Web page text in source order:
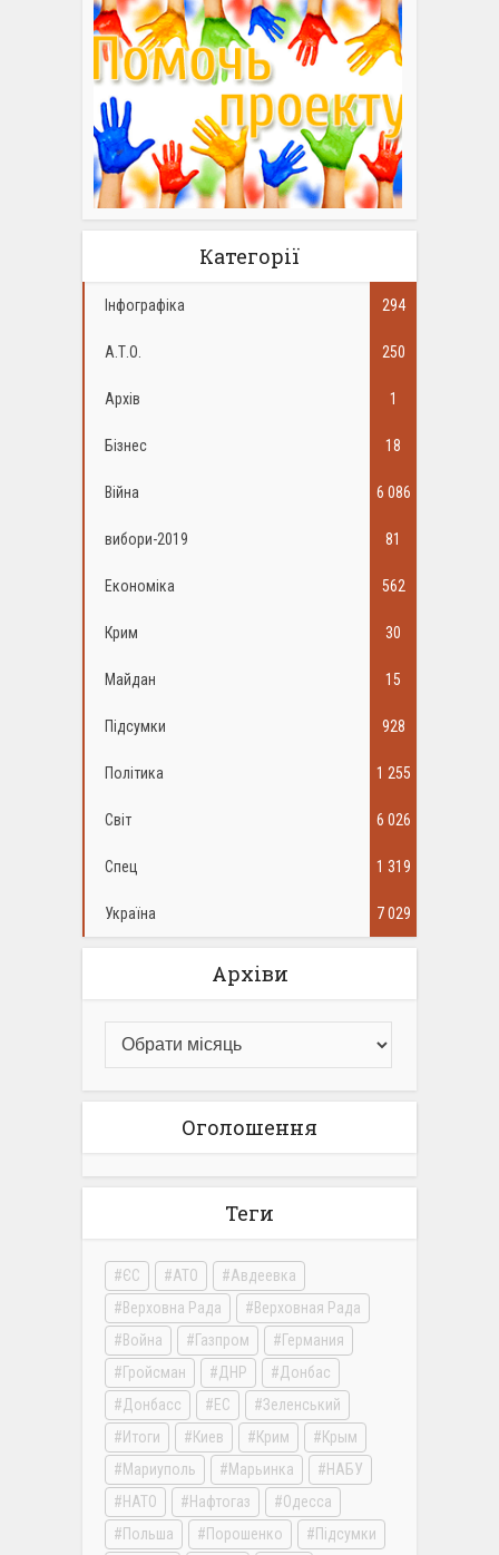
Категорії
Інфографіка 294
А.Т.О. 250
Архів 1
Бізнес 18
Війна 6 086
вибори-2019 81
Економіка 562
Крим 30
Майдан 15
Підсумки 928
Політика 1 255
Світ 6 026
Спец 1 319
Україна 7 029
Архіви
Оголошення
Теги
ЄС АТО
Авдеевка
Верховна Рада
Верховная Рада
Война
Газпром
Германия
Гройсман
ДНР
Донбас
Донбасс
ЕС
Зеленський
Итоги
Киев Крим
Крым
Мариуполь
Марьинка
НАБУ
НАТО
Нафтогаз
Одесса
Польша
Порошенко Підсумки